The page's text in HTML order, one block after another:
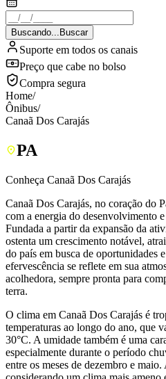
Buscando... Buscar
Suporte em todos os canais
Preço que cabe no bolso
Compra segura
Home/
Ônibus/
Canaã Dos Carajás
PA
Conheça Canaã Dos Carajás
Canaã Dos Carajás, no coração do
com a energia do desenvolvimento
Fundada a partir da expansão da
ostenta um crescimento notável,
do país em busca de oportunidades
efervescência se reflete em sua
acolhedora, sempre pronta para
terra.
O clima em Canaã Dos Carajás é
temperaturas ao longo do ano, que
30°C. A umidade também é uma
especialmente durante o período
entre os meses de dezembro e